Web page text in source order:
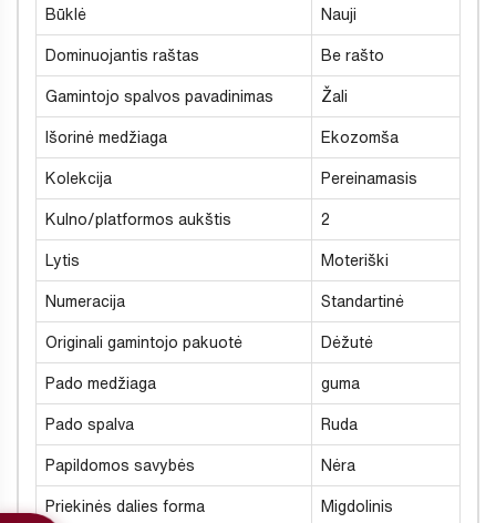
Būklė Nauji
Dominuojantis raštas Be rašto
Gamintojo spalvos pavadinimas Žali
Išorinė medžiaga Ekozomša
Kolekcija Pereinamasis
Kulno/platformos aukštis 2
Lytis Moteriški
Numeracija Standartinė
Originali gamintojo pakuotė Dėžutė
Pado medžiaga guma
Pado spalva Ruda
Papildomos savybės Nėra
Priekinės dalies forma Migdolinis